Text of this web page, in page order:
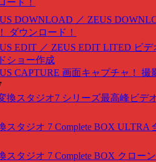
DOWNLOAD ／ ZEUS
ダウンロード！
EDIT ／ ZEUS EDIT LITED ビ
ショー作成
CAPTURE 画面キャプチャ！ 撮
スタジオ 7 Complete BOX ULTRA
スタジオ 7 Complete BOX クロー